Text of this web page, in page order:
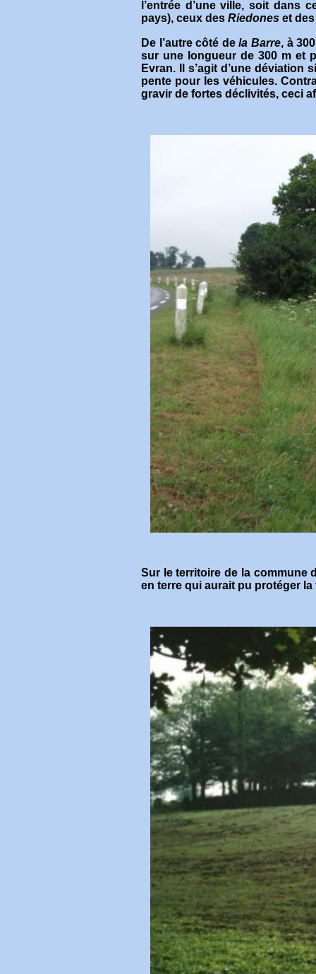
l’entrée d’une ville, soit
pays), ceux des Riedones et
De l’autre côté dela Barre, à
sur une longueur de 300 m et
Evran. Il s’agit d’une déviation
pente pour les véhicules.
gravir de fortes déclivités, ceci
Sur le territoire de la commune
en terre qui aurait pu protéger la